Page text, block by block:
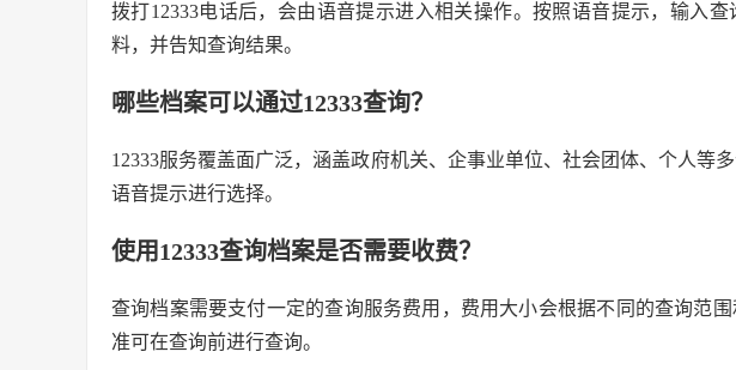
拨打12333电话后，会由语音提示进入相关操作。按照语音提示，输入
料，并告知查询结果。
哪些档案可以通过12333查询？
12333服务覆盖面广泛，涵盖政府机关、企事业单位、社会团体、个人等
语音提示进行选择。
使用12333查询档案是否需要收费？
查询档案需要支付一定的查询服务费用，费用大小会根据不同的查询范
准可在查询前进行查询。